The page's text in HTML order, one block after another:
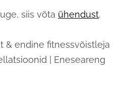
siis võta ühendust.
& endine fitnessvõistleja
| Eneseareng